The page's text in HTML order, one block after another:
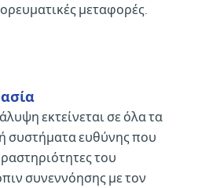
μεταφορές.
εκτείνεται σε όλα τα
συστήματα ευθύνης που
του
συνεννόησης με τον